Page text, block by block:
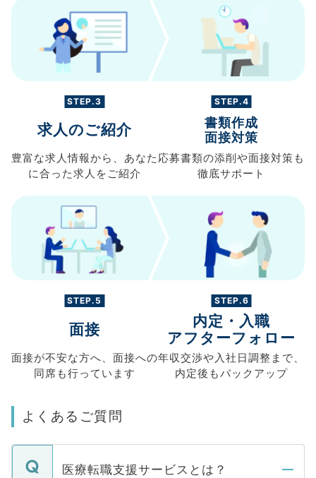
STEP.3
求人のご紹介
豊富な求人情報から、 あなた
に合った求人を ご紹介
STEP.4
書類作成
面接対策
応募書類の添削や面接対策も
徹底サポート
STEP.5
面接
面接が不安な方へ、 面接への
同席も行っています
STEP.6
内定・入職
アフターフォロー
年収交渉や入社日調整まで、
内定後もバックアップ
よくあるご質問
医療転職支援サービスとは？